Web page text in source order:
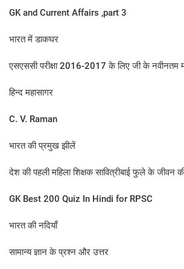
GK and Current Affairs ,part 3
भारत में डाकघर
एसएससी परीक्षा 2016-2017 के लिए जी के नवीनतम
हिन्द महासागर
C. V. Raman
भारत की प्रमुख झीलें
देश की पहली महिला शिक्षक सावित्रीबाई फुले के जीवन
GK Best 200 Quiz In Hindi for RPSC
भारत की नदियाँ
सामान्य ज्ञान के प्रश्न और उत्तर